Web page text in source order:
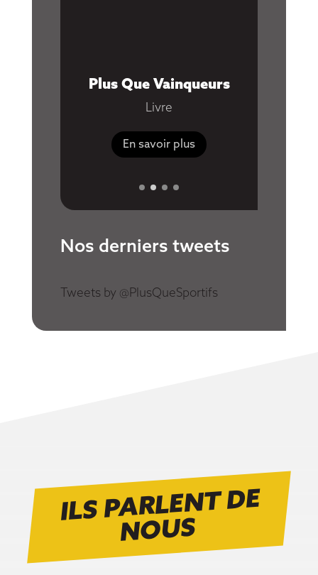
Plus Que Vainqueurs
Livre
En savoir plus
Nos derniers tweets
Tweets by @PlusQueSportifs
ILS PARLENT DE
N
OUS